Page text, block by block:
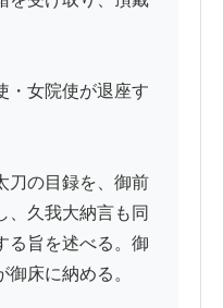
・女院使が退座す
刀の目録を、御前
、久我大納言も同
る旨を述べる。御
床に納める。